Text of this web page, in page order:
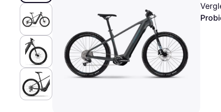
Bezahle in bis zu 30
Tagen
Ratenzahlung